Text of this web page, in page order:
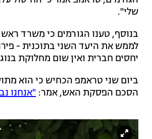
שלי".
בנוסף, טענו הגורמים כי משרד
לממש את היעד השני בתוכנית -
יחסים חברית ואין שום מחלוקת
ביום שני טראמפ הכחיש כי הוא
הסכם הפסקת האש, אמר: "אנחנו